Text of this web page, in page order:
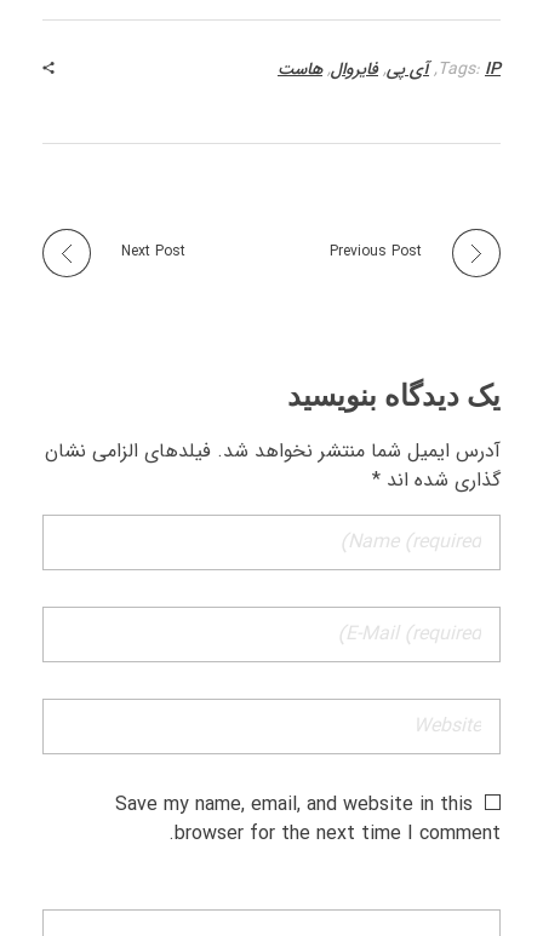
Tags:IP
,آی پی,فایروال,هاست
Previous Post
Next Post
یک دیدگاه بنویسید
آدرس ایمیل شما منتشر نخواهد شد. فیلدهای الزامی نشان
گذاری شده اند *
Save my name, email, and website in this
browser for the next time I comment.